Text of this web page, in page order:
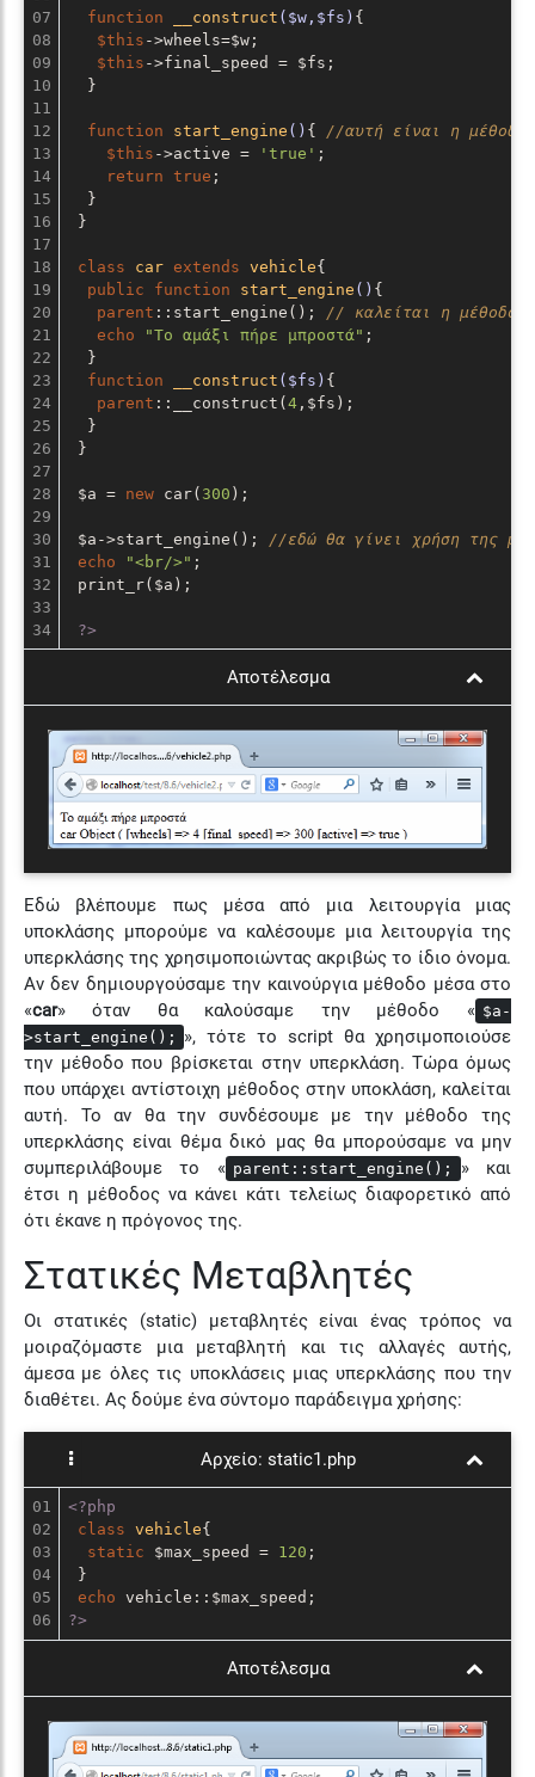
07
08
09
10
11
12
13
14
15
16
17
18
19
20
21
22
23
24
25
26
27
28
29
30
31
32
33
function __construct ($w,$fs) {
$this ->wheels=$w;
$this ->final_speed = $fs;
  }
function start_engine () { //αυτή είναι η
$this ->active = 'true' ;
return true ;
  }
}
class car extends vehicle{
public
function start_engine () {
parent ::start_engine(); // καλείται η μέθοδος
echo
"Το αμάξι πήρε μπροστά" ;
  }
function
__construct ($fs) {
parent ::__construct(4,$fs);
  }
}
$a = new car( 300 );
$a->start_engine(); //εδώ θα γίνει χρήση της
echo
"<br/>" ;
print_r($a);
?>
Αποτέλεσμα
Εδώ βλέπουμε πως μέσα από μια λειτουργία μιας
υποκλάσης μπορούμε να καλέσουμε μια λειτουργία της
υπερκλάσης της χρησιμοποιώντας ακριβώς το ίδιο όνομα.
Αν δεν δημιουργούσαμε την καινούργια μέθοδο μέσα στο
«car» όταν θα καλούσαμε την μέθοδο « $a-
>start_engine();
», τότε το script θα χρησιμοποιούσε
την μέθοδο που βρίσκεται στην υπερκλάση. Τώρα όμως
που υπάρχει αντίστοιχη μέθοδος στην υποκλάση, καλείται
αυτή. Το αν θα την συνδέσουμε με την μέθοδο της
υπερκλάσης είναι θέμα δικό μας θα μπορούσαμε να μην
συμπεριλάβουμε το « parent::start_engine();
» και
έτσι η μέθοδος να κάνει κάτι τελείως διαφορετικό από
ότι έκανε η πρόγονος της.
Στατικές Μεταβλητές
Οι στατικές (static) μεταβλητές είναι ένας τρόπος να
μοιραζόμαστε μια μεταβλητή και τις αλλαγές αυτής,
άμεσα με όλες τις υποκλάσεις μιας υπερκλάσης που την
διαθέτει. Ας δούμε ένα σύντομο παράδειγμα χρήσης:
Αρχείο: static1.php
01
02
03
04
05
<?php
class vehicle{
static $max_speed = 120 ;
}
echo
?>
Αποτέλεσμα